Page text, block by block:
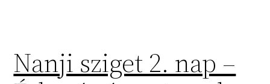
Nanji sziget 2. nap –